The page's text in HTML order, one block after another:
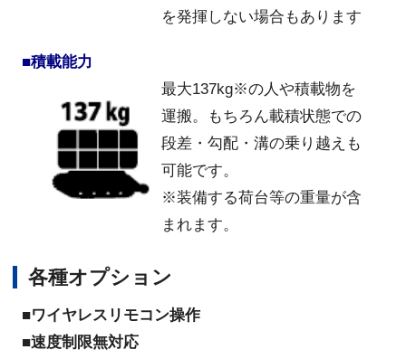
を発揮しない場合もあります
■積載能力
最大137kg※の人や積載物を
運搬。もちろん載積状態での
段差・勾配・溝の乗り越えも
可能です。
※装備する荷台等の重量が含
まれます。
各種オプション
■ワイヤレスリモコン操作
■速度制限無対応